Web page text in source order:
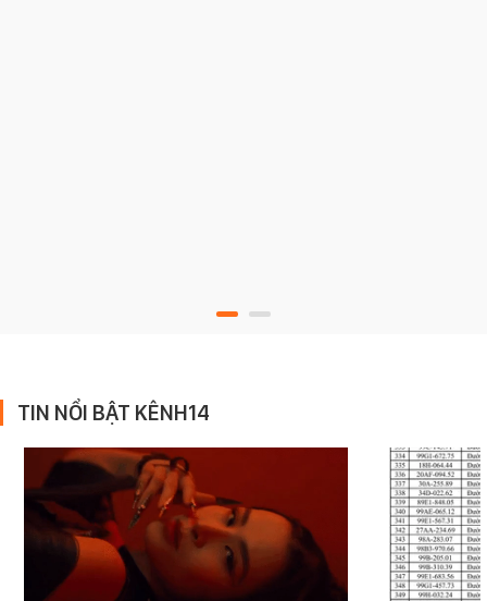
TIN NỔI BẬT KÊNH14